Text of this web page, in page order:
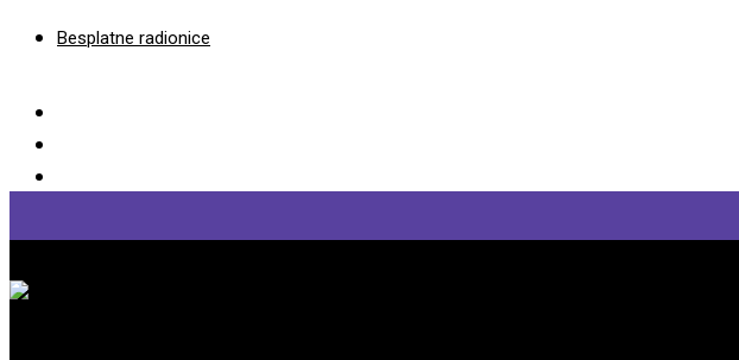
Besplatne radionice